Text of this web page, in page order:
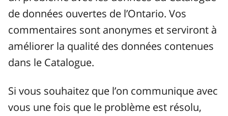
de données ouvertes de l’Ontario. Vos
commentaires sont anonymes et serviront à
améliorer la qualité des données contenues
dans le Catalogue.
Si vous souhaitez que l’on communique avec
vous une fois que le problème est résolu,